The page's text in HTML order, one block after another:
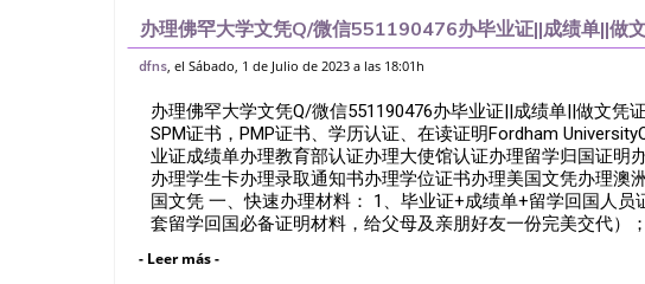
办理佛罕大学文凭Q/微信551190476办毕业证||成绩单||做
WSE认证，SPM证书，PMP证书、学历认证、在读证明For
dfns, el Sábado, 1 de Julio de 2023 a las 18:01h
办理佛罕大学文凭Q/微信551190476办毕业证||成绩单||做文凭
SPM证书，PMP证书、学历认证、在读证明Fordham
业证成绩单办理教育部认证办理大使馆认证办理留学归国证明
办理学生卡办理录取通知书办理学位证书办理美国文凭办理澳
国文凭 一、快速办理材料： 1、毕业证+成绩单+留学回国人
套留学回国必备证明材料，给父母及亲朋好友一份完美交代）
理，毕业证成绩单，学校，专业，学位，毕业时间都可以根据
- Leer más -